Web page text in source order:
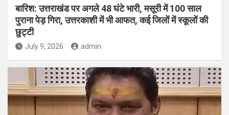
बारिश: उत्तराखंड पर अगले 48 घंटे भारी, मसूरी में 100 साल
पुराना पेड़ गिरा, उत्तरकाशी में भी आफत, कई जिलों में स्कूलों की
छुट्टी
July 9, 2026 admin